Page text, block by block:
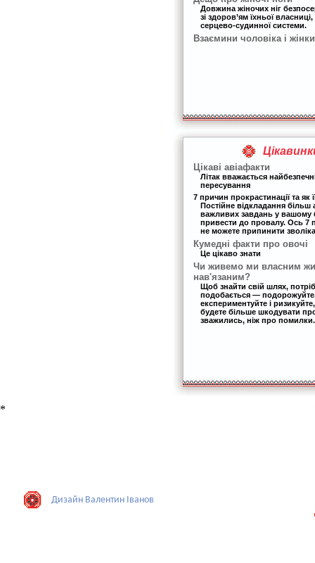
Довжина жіночих ніг
зі здоров’ям їхньої
серцево-судинної системи.
Взаємини чоловіка і жінки
Цікаві авіафакти
Літак вважається
пересування
7 причин прокрастинації та як
Постійне відкладання
важливих завдань у вашому
привести до провалу. Ось 7
не можете припинити
Кумедні факти про овочі
Це цікаво знати
Чи живемо ми власним
нав'язаним?
Щоб знайти свій шлях,
подобається —
експериментуйте і
будете більше шкодувати
зважились, ніж про помилки.
*
Дизайн Валентин Iванов